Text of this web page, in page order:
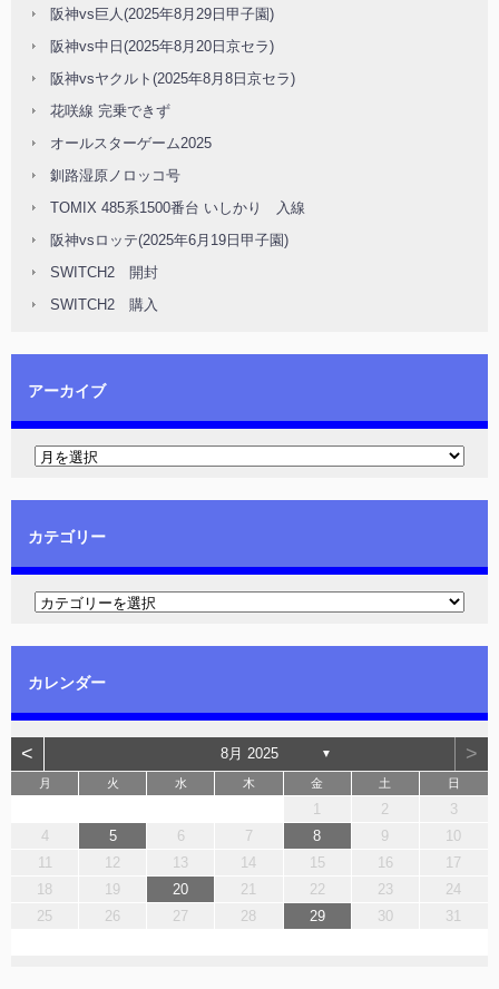
阪神vs巨人(2025年8月29日甲子園)
阪神vs中日(2025年8月20日京セラ)
阪神vsヤクルト(2025年8月8日京セラ)
花咲線 完乗できず
オールスターゲーム2025
釧路湿原ノロッコ号
TOMIX 485系1500番台 いしかり 入線
阪神vsロッテ(2025年6月19日甲子園)
SWITCH2 開封
SWITCH2 購入
アーカイブ
カテゴリー
カレンダー
< 8月 2025 ▼ >
月 火 水 木 金 土 日
1 2
3
4
5 6 7 8 9
10
11
12 13 14 15 16
17
18
19 20 21 22 23
24
25
26 27 28 29 30 31